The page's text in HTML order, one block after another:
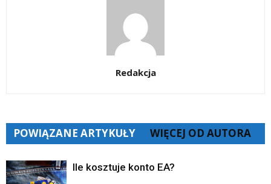
Redakcja
POWIĄZANE ARTYKUŁY WIĘCEJ OD AUTORA
Ile kosztuje konto EA?